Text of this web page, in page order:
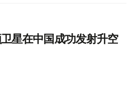
星在中国成功发射升空